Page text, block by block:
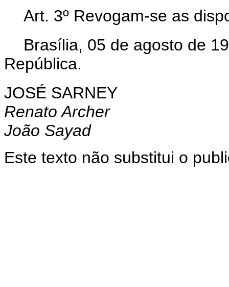
Art. 3º Revogam-se as
Brasília, 05 de agosto de
República.
JOSÉ SARNEY
Renato Archer
João Sayad
Este texto não substitui o